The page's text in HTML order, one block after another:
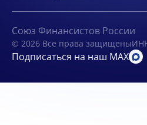
Союз Финансистов России
© 2026 Все права защищены
Подписаться на наш MAX